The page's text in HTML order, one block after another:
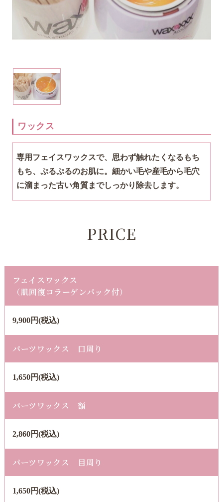
ワックス
専用フェイスワックスで、思わず触れたくなる もち
もち、ぷるぷるのお肌に。細かい毛や産毛から毛穴
に溜まった古い角質までしっかり除去します。
PRICE
フェイスワックス
​​​​​​​（肌回復コラーゲンパック付）
9,900円(税込)
パーツワックス 口周り
1,650円(税込)
パーツワックス 額
2,860円(税込)
パーツワックス 目周り
1,650円(税込)